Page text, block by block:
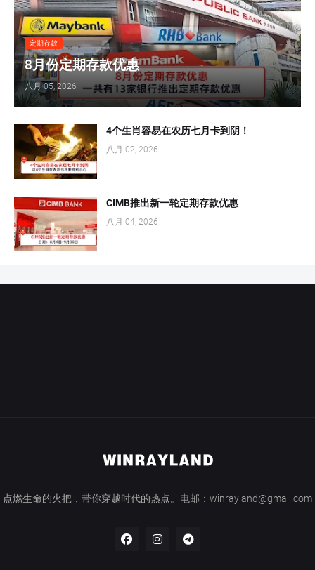
定期存款
8月份定期存款优惠
八月 05, 2026
4个生肖容易在农历七月卡到阴！
八月 02, 2026
CIMB推出新一轮定期存款优惠
八月 04, 2026
点燃生命的火把，带你穿越时代的热点。电邮：winrayland@gmail.com